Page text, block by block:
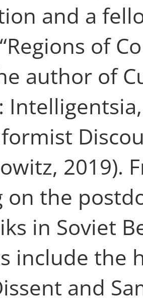
and a
of
author of
2019).
on the
in Soviet
include the
and